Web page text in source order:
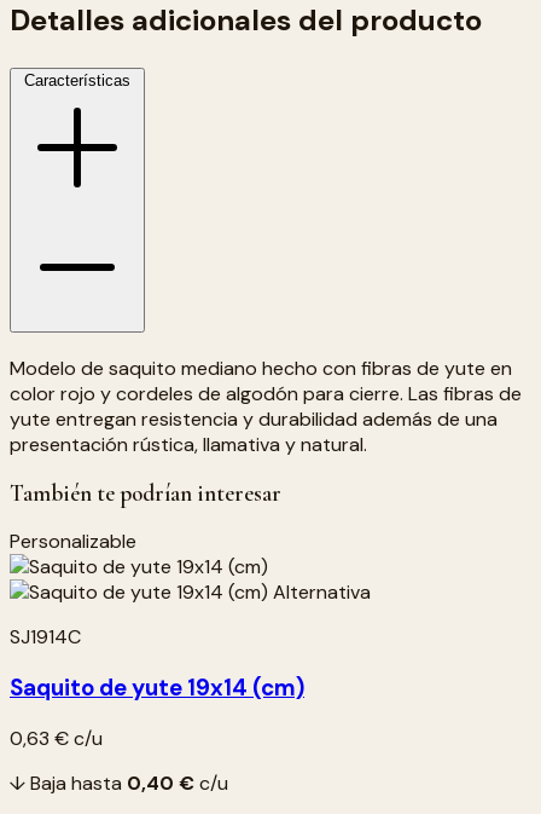
Detalles adicionales del producto
Características
Modelo de saquito mediano hecho con fibras de yute en
color rojo y cordeles de algodón para cierre. Las fibras de
yute entregan resistencia y durabilidad además de una
presentación rústica, llamativa y natural.
También te podrían interesar
Personalizable
SJ1914C
Saquito de yute 19x14 (cm)
0,63 €c/u
↓ Baja hasta 0,40 €c/u